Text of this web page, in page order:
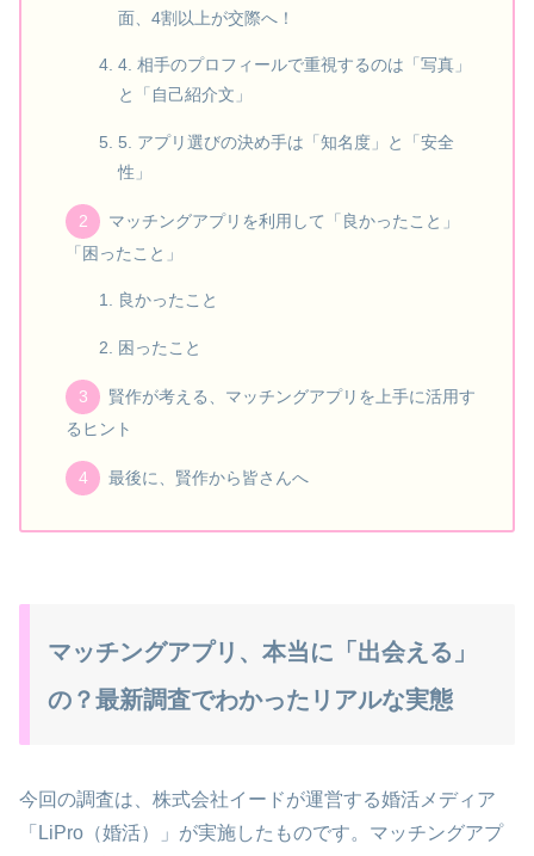
面、4割以上が交際へ！
4. 相手のプロフィールで重視するのは「写真」
と「自己紹介文」
5. アプリ選びの決め手は「知名度」と「安全
性」
マッチングアプリを利用して「良かったこと」
「困ったこと」
良かったこと
困ったこと
賢作が考える、マッチングアプリを上手に活用す
るヒント
最後に、賢作から皆さんへ
マッチングアプリ、本当に「出会える」
の？最新調査でわかったリアルな実態
今回の調査は、株式会社イードが運営する婚活メディア
「LiPro（婚活）」が実施したものです。マッチングアプ